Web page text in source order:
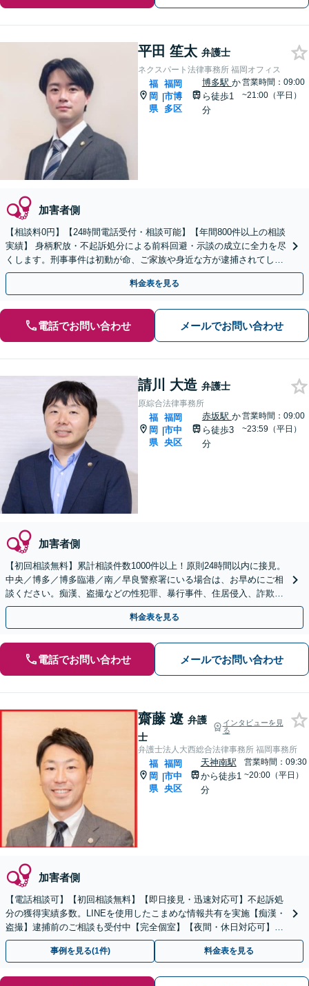
平田 笙太 弁護士
ネクスパート法律事務所 福岡オフィス
福
岡
県
|
福岡
市博
多区
博多駅 か
ら徒歩1
分
営業時間：09:00
~21:00（平日）
加害者側
【相談料0円】【24時間電話受付・相談可能】【年間800件以上の相談
実績】 身柄釈放・不起訴処分による前科回避・示談の成立に全力を尽
くします。刑事事件は初動が命、ご家族や身近な方が逮捕されてしま
ったら一刻も早くお電話ください。
料金表を見る
電話でお問い合わせ メールでお問い合わせ
請川 大造 弁護士
原綜合法律事務所
福
岡
県
|
福岡
市中
央区
赤坂駅 か
ら徒歩3
分
営業時間：09:00
~23:59（平日）
加害者側
【初回相談無料】累計相談件数1000件以上！原則24時間以内に接見。
中央／博多／博多臨港／南／早良警察署にいる場合は、お早めにご相
談ください。痴漢、盗撮などの性犯罪、暴行事件、住居侵入、詐欺、
少年事件【赤坂駅3分】【夜間・休日相談OK】
料金表を見る
電話でお問い合わせ メールでお問い合わせ
齋藤 遼 弁護
士
インタビューを見
る
弁護士法人大西総合法律事務所 福岡事務所
福
岡
県
|
福岡
市中
央区
天神南駅
から徒歩1
分
営業時間：09:30
~20:00（平日）
加害者側
【電話相談可】【初回相談無料】【即日接見・迅速対応可】不起訴処
分の獲得実績多数。LINEを使用したこまめな情報共有を実施【痴漢・
盗撮】逮捕前のご相談も受付中【完全個室】【夜間・休日対応可】
【天神南駅直結】
事例を見る(1件) 料金表を見る